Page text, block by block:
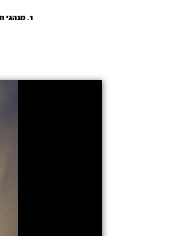
1. מנהגי חודש אלול